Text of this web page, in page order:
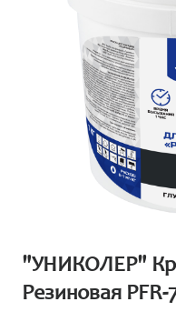
"УНИКОЛЕР"
Резиновая